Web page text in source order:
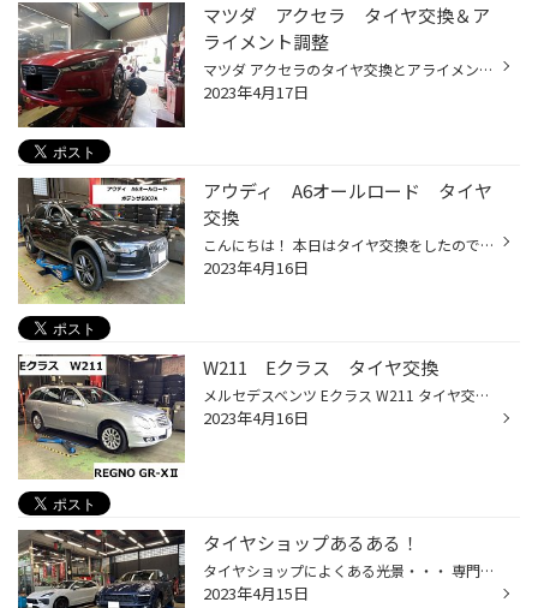
マツダ アクセラ タイヤ交換＆ア
ライメント調整
マツダ アクセラのタイヤ交換とアライメント調整です。 今回チョイスしたタイヤがブリヂストンの新商品 NEWNO サイズは205/60R16 折角の新しいタイヤの性能をしっかりと発揮できるようにアライメント調整で 取付角度の適正化を図りました。 タイヤを新しくしたらアライメント調整も一緒にオススメ致...
2023年4月17日
アウディ A6オールロード タイヤ
交換
こんにちは！ 本日はタイヤ交換をしたので紹介させて頂きます(*^^)v 【車種】 アウディ A6オールロード 【作業内容】 タイヤ交換 タイヤはBS POTENZA S007Aの255/40R20で交換させて頂きました♪ 本日はありがとうございました。 またのご来店お待ちしております<m(__)m>
2023年4月16日
W211 Eクラス タイヤ交換
メルセデスベンツ Eクラス W211 タイヤ交換で乗り心地と静粛性に定評のあるREGNO GR-XⅡを装着しました。 サイズは225/55R16 最近で装着されている車両も少ないサイズでなかなか持っているお店もないサイズですが 当店ではまだまだ出るサイズですので、在庫もなるべくご用意するようにしております。...
2023年4月16日
タイヤショップあるある！
タイヤショップによくある光景・・・ 専門店でもないのですが、同じ車両が続く不思議！ 本日はポルシェマカンの日でした。 実はこの前にも１台入庫しており、３台連続のマカン来店・・・ はい、タイヤサイズもばっちり頭に入りました（＾＾） BMWデーやメルセデスデーもよくありますが、ポルシェ、...
2023年4月15日